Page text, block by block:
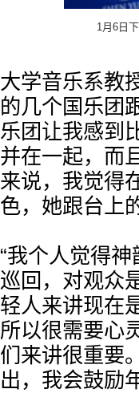
1月6日
大学音乐系教
的几个国乐团
乐团让我感到
并在一起，而
来说，我觉得
色，她跟台上
“我个人觉得
巡回，对观众
轻人来讲现在
所以很需要心
们来讲很重要
出，我会鼓励